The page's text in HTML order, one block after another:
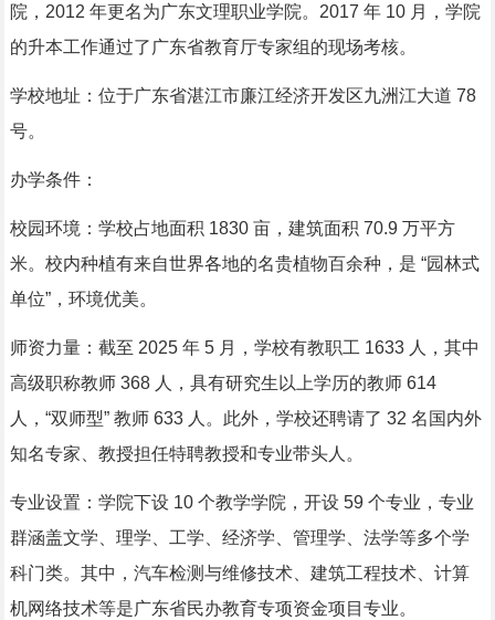
院，2012 年更名为广东文理职业学院。2017 年 10 月，学院
的升本工作通过了广东省教育厅专家组的现场考核。
学校地址：位于广东省湛江市廉江经济开发区九洲江大道 78
号。
办学条件：
校园环境：学校占地面积 1830 亩，建筑面积 70.9 万平方
米。校内种植有来自世界各地的名贵植物百余种，是 “园林式
单位”，环境优美。
师资力量：截至 2025 年 5 月，学校有教职工 1633 人，其中
高级职称教师 368 人，具有研究生以上学历的教师 614
人，“双师型” 教师 633 人。此外，学校还聘请了 32 名国内外
知名专家、教授担任特聘教授和专业带头人。
专业设置：学院下设 10 个教学学院，开设 59 个专业，专业
群涵盖文学、理学、工学、经济学、管理学、法学等多个学
科门类。其中，汽车检测与维修技术、建筑工程技术、计算
机网络技术等是广东省民办教育专项资金项目专业。